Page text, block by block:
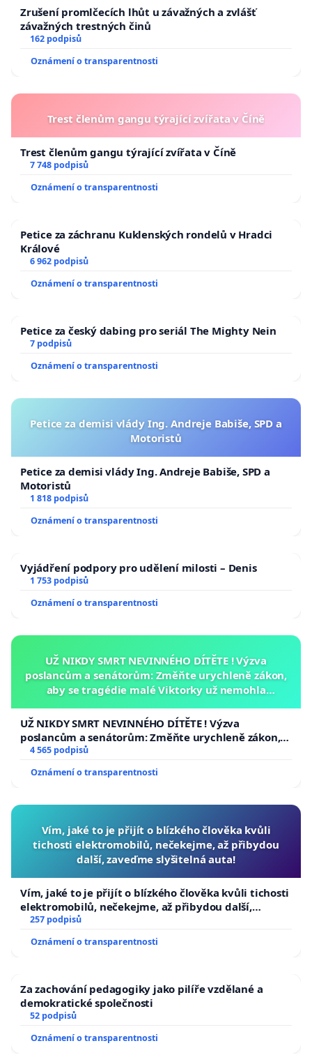
Zrušení promlčecích lhůt u závažných a zvlášť
závažných trestných činů
162 podpisů
Oznámení o transparentnosti
Trest členům gangu týrající zvířata v Číně
Trest členům gangu týrající zvířata v Číně
7 748 podpisů
Oznámení o transparentnosti
Petice za záchranu Kuklenských rondelů v Hradci
Králové
6 962 podpisů
Oznámení o transparentnosti
Petice za český dabing pro seriál The Mighty Nein
7 podpisů
Oznámení o transparentnosti
Petice za demisi vlády Ing. Andreje Babiše, SPD a
Motoristů
Petice za demisi vlády Ing. Andreje Babiše, SPD a
Motoristů
1 818 podpisů
Oznámení o transparentnosti
Vyjádření podpory pro udělení milosti – Denis
1 753 podpisů
Oznámení o transparentnosti
UŽ NIKDY SMRT NEVINNÉHO DÍTĚTE ! Výzva
poslancům a senátorům: Změňte urychleně zákon,
aby se tragédie malé Viktorky už nemohla
UŽ NIKDY SMRT NEVINNÉHO DÍTĚTE ! Výzva
poslancům a senátorům: Změňte urychleně zákon,
aby se tragédie malé Viktorky už nemohla opakovat!
4 565 podpisů
Oznámení o transparentnosti
Vím, jaké to je přijít o blízkého člověka kvůli
tichosti elektromobilů, nečekejme, až přibydou
další, zaveďme slyšitelná auta!
Vím, jaké to je přijít o blízkého člověka kvůli tichosti
elektromobilů, nečekejme, až přibydou další,
zaveďme slyšitelná auta!
257 podpisů
Oznámení o transparentnosti
Za zachování pedagogiky jako pilíře vzdělané a
demokratické společnosti
52 podpisů
Oznámení o transparentnosti